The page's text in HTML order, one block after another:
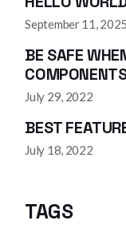
September 11, 2025
BE SAFE
July 29, 2022
BEST
July 18, 2022
TAGS